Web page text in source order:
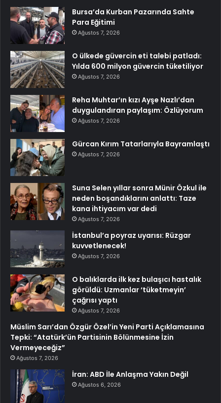
Bursa’da Kurban Pazarında Sahte
Para Eğitimi
Ağustos 7, 2026
O ülkede güvercin eti talebi patladı:
Yılda 600 milyon güvercin tüketiliyor
Ağustos 7, 2026
Reha Muhtar’ın kızı Ayşe Nazlı’dan
duygulandıran paylaşım: Özlüyorum
Ağustos 7, 2026
Gürcan Kırım Tatarlarıyla Bayramlaştı
Ağustos 7, 2026
Suna Selen yıllar sonra Münir Özkul ile
neden boşandıklarını anlattı: Taze
kana ihtiyacım var dedi
Ağustos 7, 2026
İstanbul’a poyraz uyarısı: Rüzgar
kuvvetlenecek!
Ağustos 7, 2026
O balıklarda ilk kez bulaşıcı hastalık
görüldü: Uzmanlar ‘tüketmeyin’
çağrısı yaptı
Ağustos 7, 2026
Müslim Sarı’dan Özgür Özel’in Yeni Parti Açıklamasına
Tepki: “Atatürk’ün Partisinin Bölünmesine İzin
Vermeyeceğiz”
Ağustos 7, 2026
İran: ABD İle Anlaşma Yakın Değil
Ağustos 6, 2026